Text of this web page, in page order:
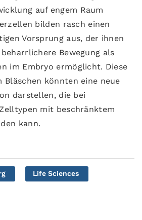
auf engem Raum
bilden rasch einen
Vorsprung aus, der ihnen
Bewegung als
im Embryo ermöglicht. Diese
könnten eine neue
darstellen, die bei
mit beschränktem
kann.
Life Sciences